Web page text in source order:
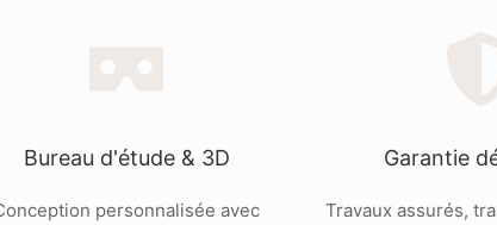
Bureau d'étude & 3D
personnalisée avec
Garantie
Travaux assurés,